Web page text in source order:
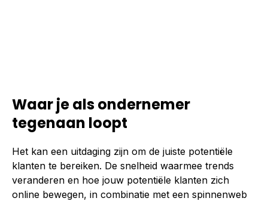
Waar je als ondernemer
tegenaan loopt
Het kan een uitdaging zijn om de juiste potentiële
klanten te bereiken. De snelheid waarmee trends
veranderen en hoe jouw potentiële klanten zich
online bewegen, in combinatie met een spinnenweb